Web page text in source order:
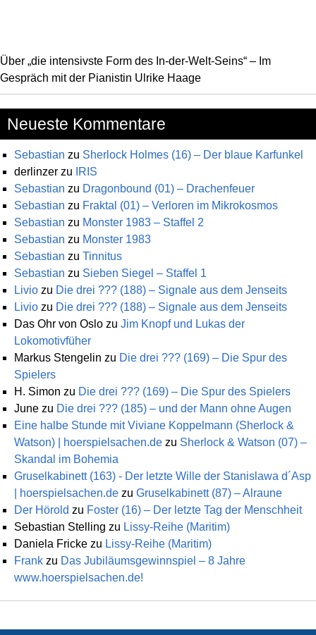
Über „die intensivste Form des In-der-Welt-Seins“ – Im
Gespräch mit der Pianistin Ulrike Haage
Neueste Kommentare
Sebastian zu Sherlock Holmes (16) – Der blaue Karfunkel
derlinzer zu
IRIS
Sebastian zu Dragonbound (01) – Drachenfeuer
Sebastian zu Fraktal (01) – Verloren im Mikrokosmos
Sebastian zu Monster 1983 – Staffel 2
Sebastian zu Monster 1983
Sebastian zu Tinnitus
Sebastian zu Sieben Siegel – Staffel 1
Livio zu Die drei ??? (188) – Signale aus dem Jenseits
Livio zu Die drei ??? (188) – Signale aus dem Jenseits
Das Ohr von Oslo zu Jim Knopf und Lukas der
Lokomotivfüher
Markus Stengelin zu Die drei ??? (169) – Die Spur des
Spielers
H. Simon zu Die drei ??? (169) – Die Spur des Spielers
June zu Die drei ??? (185) – und der Mann ohne Augen
Eine halbe Stunde mit Viviane Koppelmann (Sherlock &
Watson) | hoerspielsachen.de zu Sherlock & Watson (07) –
Skandal im Bohemia
Gruselkabinett (163) - Der letzte Wille der Stanislawa d´Asp
| hoerspielsachen.de zu Gruselkabinett (87) – Alraune
Der Hörold zu Foster (16) – Der letzte Tag der Menschheit
Sebastian Stelling zu Lissy-Reihe (Maritim)
Daniela Fricke zu Lissy-Reihe (Maritim)
Frank zu Das Jubiläumsgewinnspiel – 8 Jahre
www.hoerspielsachen.de!